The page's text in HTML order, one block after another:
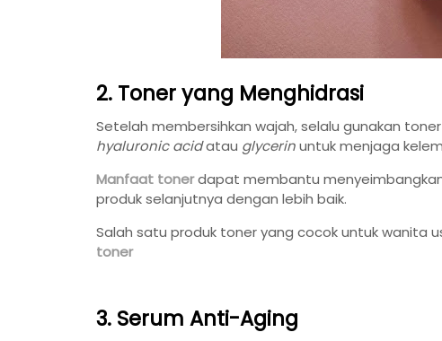
2. Toner yang Menghidrasi
Setelah membersihkan wajah, selalu gunakan
hyaluronic acidatau glycerinuntuk menjaga
Manfaat tonerdapat membantu
produk selanjutnya dengan lebih baik.
Salah satu produk toner yang cocok untuk wanita
toner
3. Serum Anti-Aging